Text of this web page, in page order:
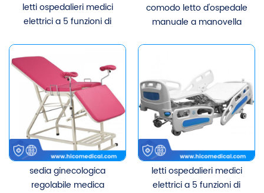
letti ospedalieri medici
elettrici a 5 funzioni di
comodo letto d'ospedale
manuale a manovella
sedia ginecologica
regolabile medica
letti ospedalieri medici
elettrici a 5 funzioni di